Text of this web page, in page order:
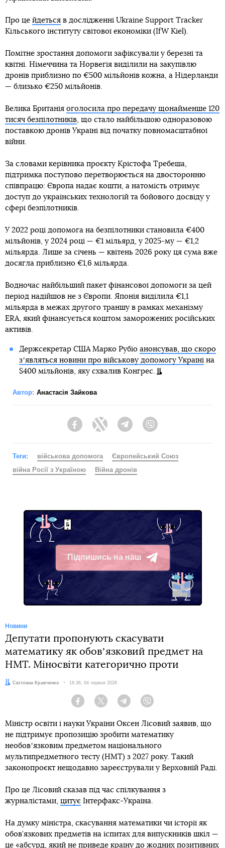
Про це йдеться в дослідженні Ukraine Support Tracker
Кільського інституту світової економіки (IfW Kiel).
Помітне зростання допомоги зафіксували у березні та
квітні. Німеччина та Норвегія виділили на закупівлю
дронів приблизно по €500 мільйонів кожна, а Нідерланди
— близько €250 мільйонів.
Велика Британія оголосила про передачу щонайменше 120
тисяч безпілотників , що стало найбільшою одноразовою
поставкою дронів Україні від початку повномасштабної
війни.
За словами керівника проєкту Крістофа Требеша,
підтримка поступово перетворюється на двосторонню
співпрацю: Європа надає кошти, а натомість отримує
доступ до українських технологій та бойового досвіду у
сфері безпілотників.
У 2022 році допомога на безпілотники становила €400
мільйонів, у 2024 році — €1 мільярд, у 2025-му — €1,2
мільярда. Лише за січень — квітень 2026 року ця сума вже
досягла приблизно €1,6 мільярда.
Водночас найбільший пакет фінансової допомоги за цей
період надійшов не з Європи. Японія виділила €1,1
мільярда в межах другого траншу в рамках механізму
ERA, який фінансується коштом заморожених російських
активів.
Держсекретар США Марко Рубіо анонсував, що скоро
зʼявляться новини про військову допомогу Україні на
$400 мільйонів, яку схвалив Конгрес.
Автор: Анастасія Зайкова
FacebookTwitter Telegram
Теги: військова допомога
Європейський Союз
війна Росії з Україною
Війна дронів
Підпишись на наш
Telegram
Новини
Депутати пропонують скасувати
математику як обовʼязковий предмет на
НМТ. Міносвіти категорично проти
Автор:
Світлана Кравченко Дата:
16:36, 04 червня 2026
Facebook Twitter Telegram
Міністр освіти і науки України Оксен Лісовий заявив, що
не підтримує пропозицію зробити математику
необовʼязковим предметом національного
мультипредметного тесту (НМТ) з 2027 року. Такий
законопроєкт нещодавно зареєстрували у Верховній Раді.
Про це Лісовий сказав під час спілкування з
журналістами, цитує Інтерфакс-Україна.
На думку міністра, скасування математики чи історії як
обов’язкових предметів на іспитах для випускників шкіл —
це «абсурд, який не приведе країну до жодних позитивних